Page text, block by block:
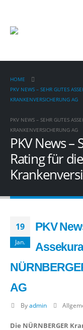
HOME
PKV NEWS – SEHR GUTES
KRANKENVERSICHERUNG AG
PKV NEWS – SEHR GUTES
KRANKENVERSICHERUNG AG
PKV News –
Rating für
19
Jan.
PKV
AG
By admin
Die NÜRNBERGER